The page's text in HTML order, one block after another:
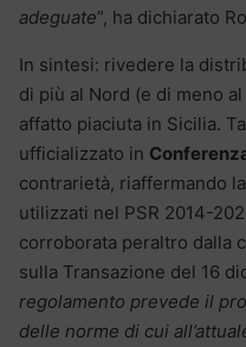
adeguate”, ha dichiarato
In sintesi: rivedere la
di più al Nord (e di meno
affatto piaciuta in Sicilia.
ufficializzato in
contrarietà, riaffermando
utilizzati nel PSR 2014-
corroborata peraltro dalla
sulla Transazione del 16
regolamento prevede il
delle norme di cui